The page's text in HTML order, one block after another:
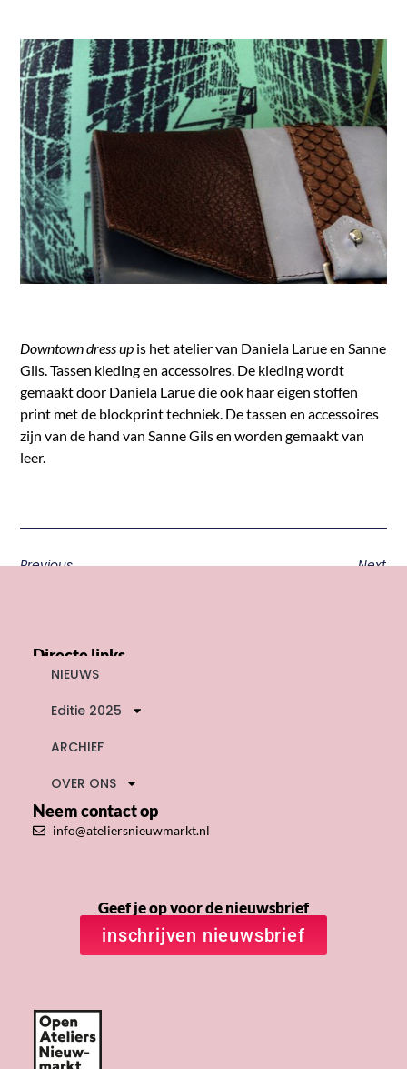
Downtown dress up is het atelier van Daniela Larue en Sanne
Gils. Tassen kleding en accessoires. De kleding wordt
gemaakt door Daniela Larue die ook haar eigen stoffen
print met de blockprint techniek. De tassen en accessoires
zijn van de hand van Sanne Gils en worden gemaakt van
leer.
Previous Next
Directe links
NIEUWS
Editie 2025
ARCHIEF
OVER ONS
Neem contact op
info@ateliersnieuwmarkt.nl
Geef je op voor de nieuwsbrief
inschrijven nieuwsbrief